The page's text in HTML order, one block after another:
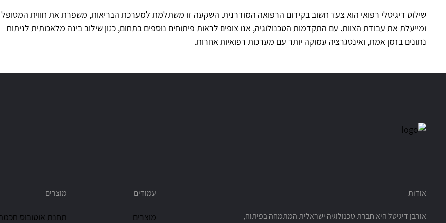
שילוט דיגיטלי רפואי הוא צעד חשוב בקידום הרפואה המודרנית. השקעה זו משתלמת למערכת הבריאות, משפרת את חווית המטופל
ומייעלת את עבודת הצוות. עם התקדמות הטכנולוגיה, אנו צופים לראות פיתוחים נוספים בתחום, כגון שילוב בינה מלאכותית לניתוח
נתונים בזמן אמת, ואינטגרציה עמוקה יותר עם מערכות רפואיות אחרות.
אודות
אורבן דיגיטל היא חברת טכנולוגיה ישראלית המתמחה בפיתוח,
עמודים
מוצרים
מוצרים
תחנת אוטובוס